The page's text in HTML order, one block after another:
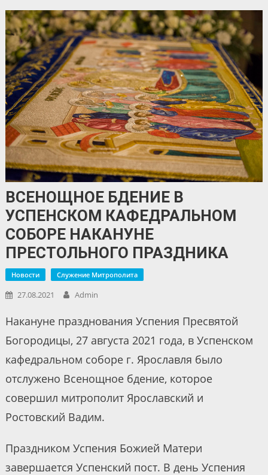
ВСЕНОЩНОЕ БДЕНИЕ В
УСПЕНСКОМ КАФЕДРАЛЬНОМ
СОБОРЕ НАКАНУНЕ
ПРЕСТОЛЬНОГО ПРАЗДНИКА
Новости Служение Митрополита
27.08.2021 Admin
Накануне празднования Успения Пресвятой
Богородицы, 27 августа 2021 года, в Успенском
кафедральном соборе г. Ярославля было
отслужено Всенощное бдение, которое
совершил митрополит Ярославский и
Ростовский Вадим.
Праздником Успения Божией Матери
завершается Успенский пост. В день Успения